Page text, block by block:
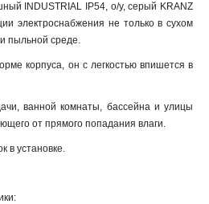
INDUSTRIAL IP54, о/у, серый KRANZ
электроснабжения не только в сухом
пыльной среде.
корпуса, он с легкостью впишется в
ванной комнаты, бассейна и улицы
от прямого попадания влаги.
в установке.